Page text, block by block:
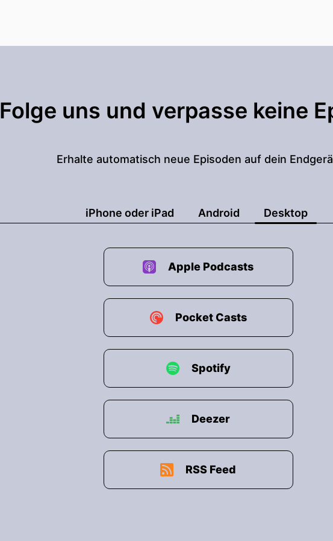
Folge uns und verpasse keine
Erhalte automatisch neue Episoden auf dein
iPhone oder iPad Android Desktop
Apple Podcasts
Pocket Casts
Spotify
Deezer
RSS Feed